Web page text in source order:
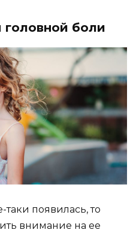
боли
таки появилась, то
внимание на ее